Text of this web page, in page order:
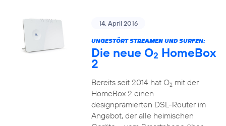
14. April 2016
UNGESTÖRT STREAMEN UND SURFEN:
Die neue O2 HomeBox
2
Bereits seit 2014 hat O2mit der
HomeBox 2 einen
designprämierten DSL-Router im
Angebot, der alle heimischen